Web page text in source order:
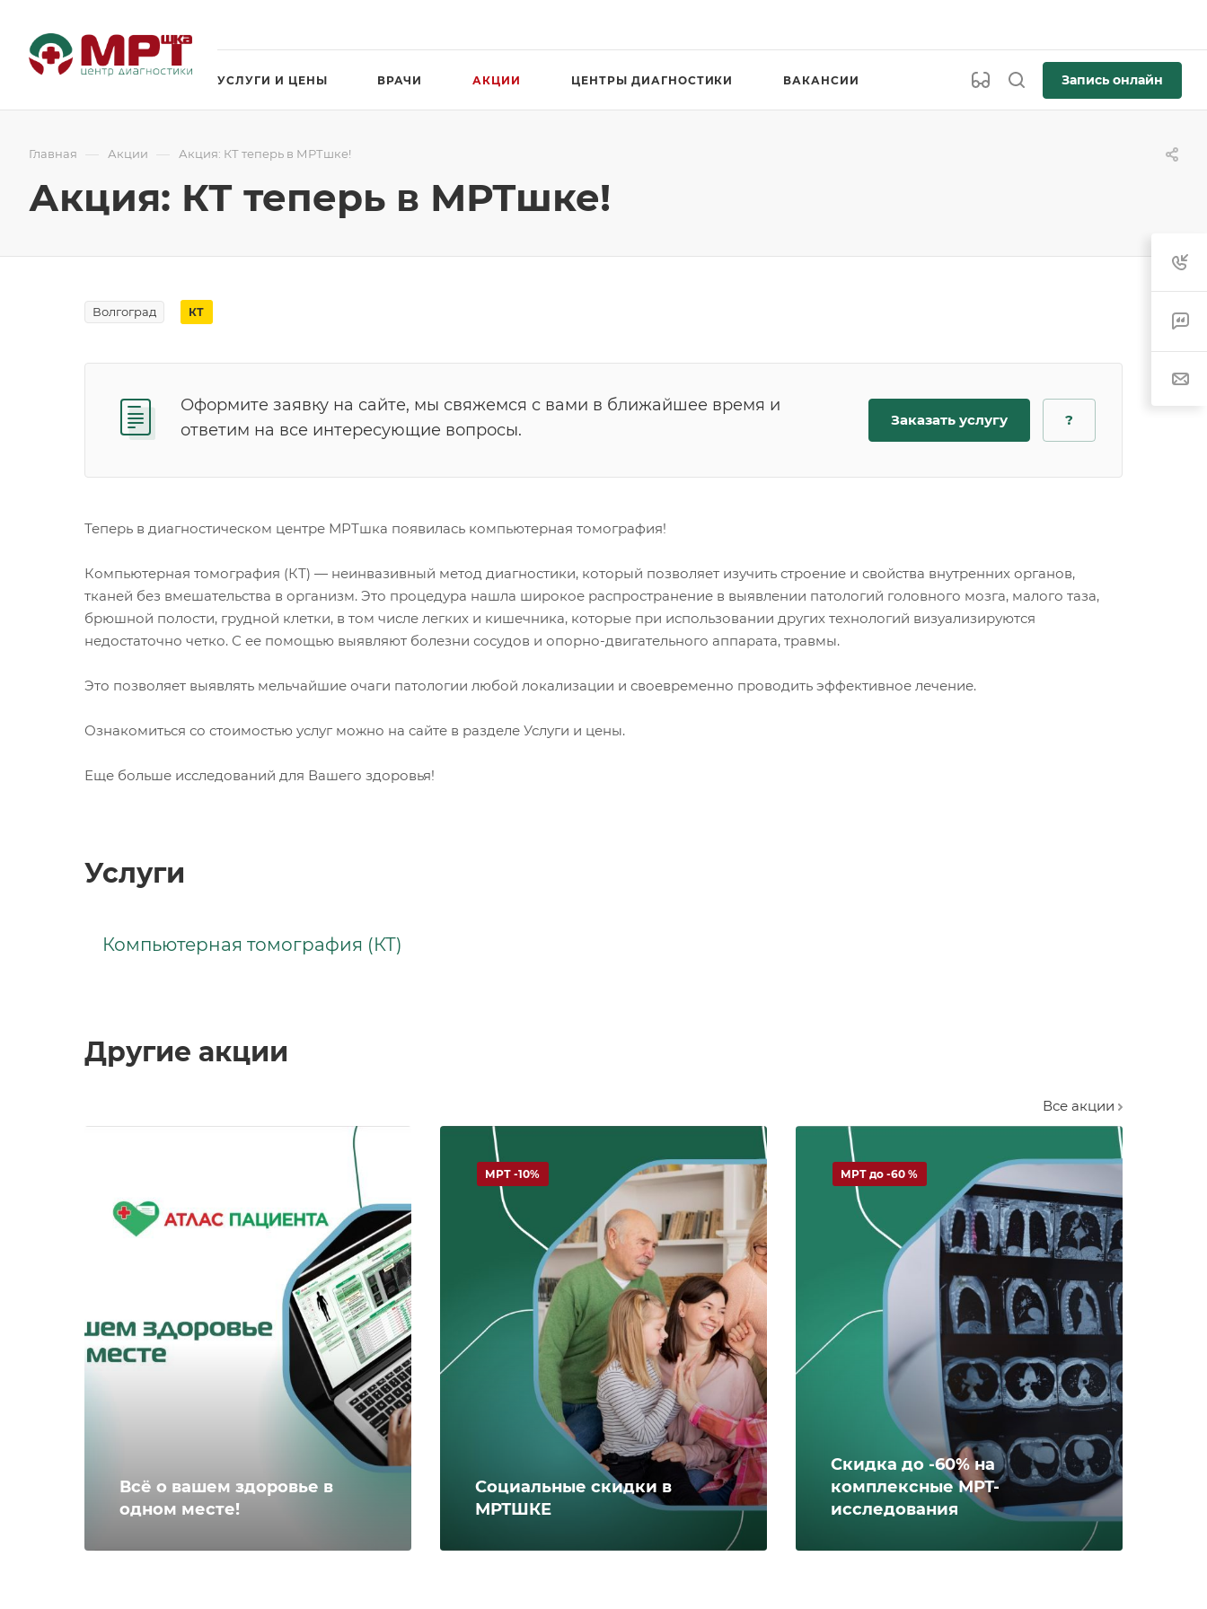
УСЛУГИ И ЦЕНЫ ВРАЧИ АКЦИИ ЦЕНТРЫ ДИАГНОСТИКИ ВАКАНСИИ Запись онлайн
Главная — Акции — Акция: КТ теперь в МРТшке!
Акция: КТ теперь в МРТшке!
Волгоград КТ
Оформите заявку на сайте, мы свяжемся с вами в ближайшее время и
ответим на все интересующие вопросы.
Заказать услугу ?
Теперь в диагностическом центре МРТшка появилась компьютерная томография!
Компьютерная томография (КТ) — неинвазивный метод диагностики, который позволяет изучить строение и свойства внутренних органов,
тканей без вмешательства в организм. Это процедура нашла широкое распространение в выявлении патологий головного мозга, малого таза,
брюшной полости, грудной клетки, в том числе легких и кишечника, которые при использовании других технологий визуализируются
недостаточно четко. С ее помощью выявляют болезни сосудов и опорно-двигательного аппарата, травмы.
Это позволяет выявлять мельчайшие очаги патологии любой локализации и своевременно проводить эффективное лечение.
Ознакомиться со стоимостью услуг можно на сайте в разделе Услуги и цены.
Еще больше исследований для Вашего здоровья!
Услуги
Компьютерная томография (КТ)
Другие акции
Все акции
Всё о вашем здоровье в
одном месте!
Социальные скидки в
МРТШКЕ
МРТ -10%
Скидка до -60% на
комплексные МРТ-
исследования
МРТ до -60 %